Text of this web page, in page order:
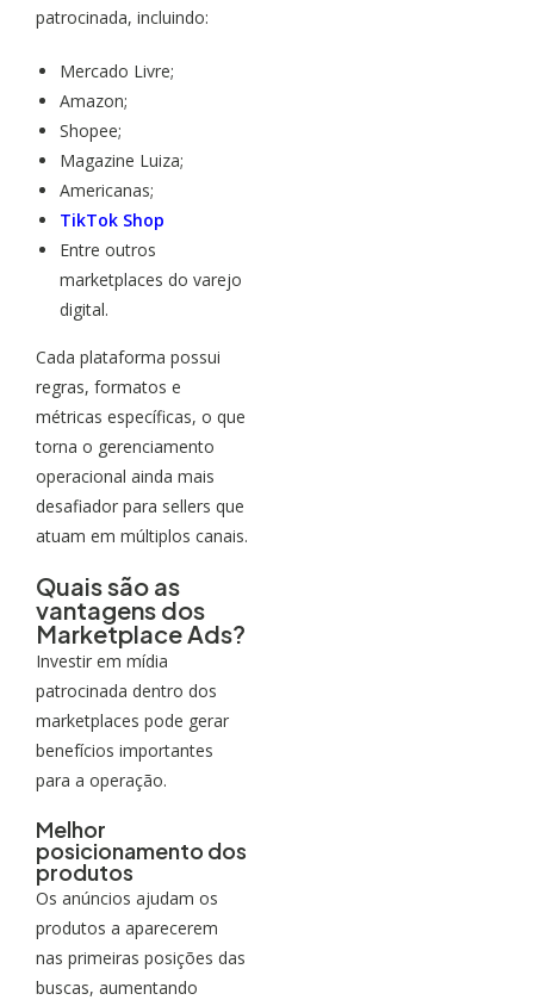
patrocinada, incluindo:
Mercado Livre;
Amazon;
Shopee;
Magazine Luiza;
Americanas;
TikTok Shop
Entre outros
marketplaces do varejo
digital.
Cada plataforma possui
regras, formatos e
métricas específicas, o que
torna o gerenciamento
operacional ainda mais
desafiador para sellers que
atuam em múltiplos canais.
Quais são as
vantagens dos
Marketplace Ads?
Investir em mídia
patrocinada dentro dos
marketplaces pode gerar
benefícios importantes
para a operação.
Melhor
posicionamento dos
produtos
Os anúncios ajudam os
produtos a aparecerem
nas primeiras posições das
buscas, aumentando